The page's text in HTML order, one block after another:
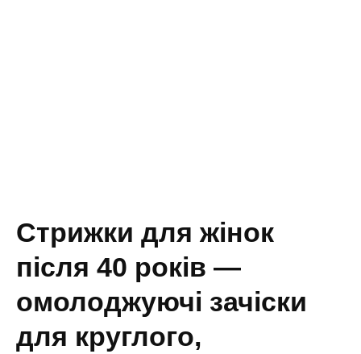
Стрижки для жінок
після 40 років —
омолоджуючі зачіски
для круглого,